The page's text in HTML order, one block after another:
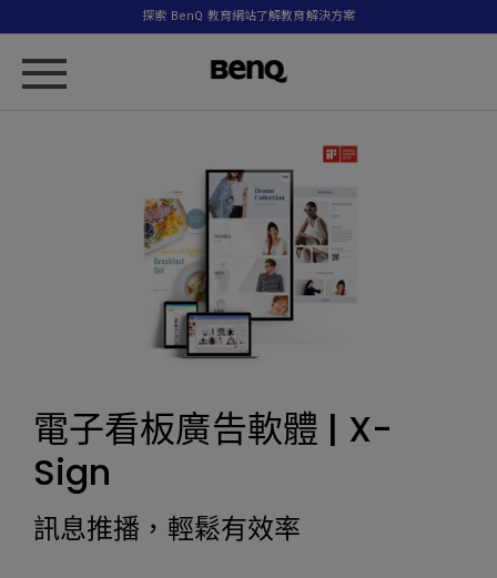
探索 BenQ 教育網站了解教育解決方案
電子看板廣告軟體 | X-
Sign
訊息推播，輕鬆有效率